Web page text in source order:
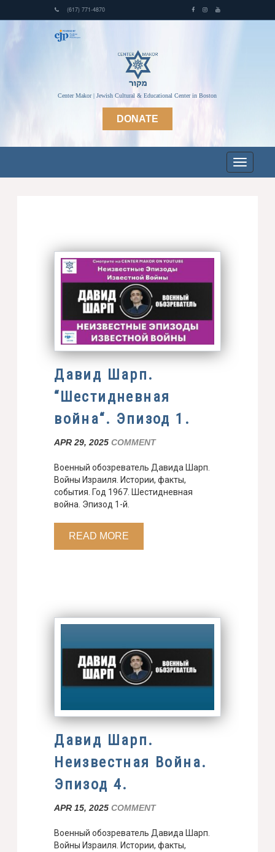
(617) 771-4870
Center Makor | Jewish Cultural & Educational Center in Boston
DONATE
Давид Шарп.
“Шестидневная
война“. Эпизод 1.
APR 29, 2025 COMMENT
Военный обозреватель Давида Шарп.
Войны Израиля. Истории, факты,
события. Год 1967. Шестидневная
война. Эпизод 1-й.
READ MORE
Давид Шарп.
Неизвестная Война.
Эпизод 4.
APR 15, 2025 COMMENT
Военный обозреватель Давида Шарп.
Войны Израиля. Истории, факты,